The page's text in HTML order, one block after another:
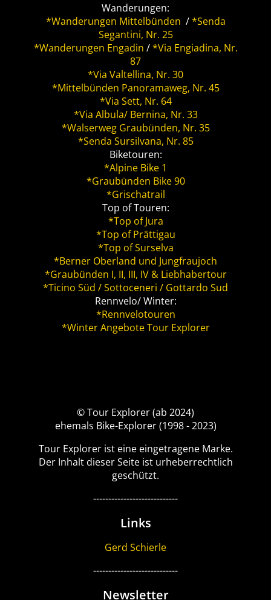
Wanderungen:
*Wanderungen Mittelbünden /*Senda
Segantini, Nr. 25
*Wanderungen Engadin /*Via Engiadina, Nr.
87
*Via Valtellina, Nr. 30
*Mittelbünden Panoramaweg, Nr. 45
*Via Sett, Nr. 64
*Via Albula/ Bernina, Nr. 33
*Walserweg Graubünden, Nr. 35
*Senda Sursilvana, Nr. 85
Biketouren:
*Alpine Bike 1
*Graubünden Bike 90
*Grischatrail
Top of Touren:
*Top of Jura
*Top of Prättigau
*Top of Surselva
*Berner Oberland und Jungfraujoch
*Graubünden I, II, III, IV & Liebhabertour
*Ticino Süd / Sottoceneri / Gottardo Sud
Rennvelo/ Winter:
*Rennvelotouren
*Winter Angebote Tour Explorer
© Tour Explorer (ab 2024)
ehemals Bike-Explorer (1998 - 2023)
Tour Explorer ist eine eingetragene Marke.
Der Inhalt dieser Seite ist urheberrechtlich
geschützt.
----------------------------
Links
Gerd Schierle
----------------------------
Newsletter